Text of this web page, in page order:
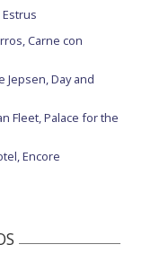
Estrus
Carne con
Jepsen, Day and
Fleet, Palace for the
Encore